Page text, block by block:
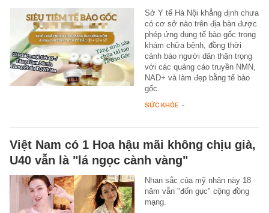
Sở Y tế Hà Nội khẳng định chưa
có cơ sở nào trên địa bàn được
phép ứng dụng tế bào gốc trong
khám chữa bệnh, đồng thời
cảnh báo người dân thận trọng
với các quảng cáo truyền NMN,
NAD+ và làm đẹp bằng tế bào
gốc.
SỨC KHỎE -
Việt Nam có 1 Hoa hậu mãi không chịu già,
U40 vẫn là "lá ngọc cành vàng"
Nhan sắc của mỹ nhân này 18
năm vẫn "đốn gục" cộng đồng
mạng.